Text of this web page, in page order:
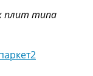
плит типа